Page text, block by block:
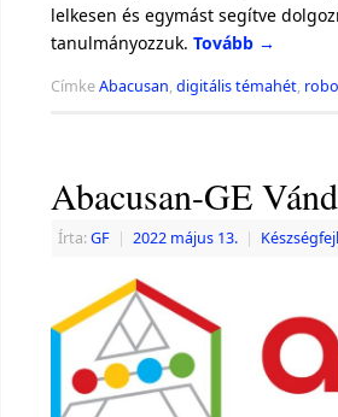
lelkesen és egymást segítve
tanulmányozzuk. Tovább →
CímkeAbacusan,digitális témahét,
Abacusan-GE
Írta:GF | 2022 május 13. |